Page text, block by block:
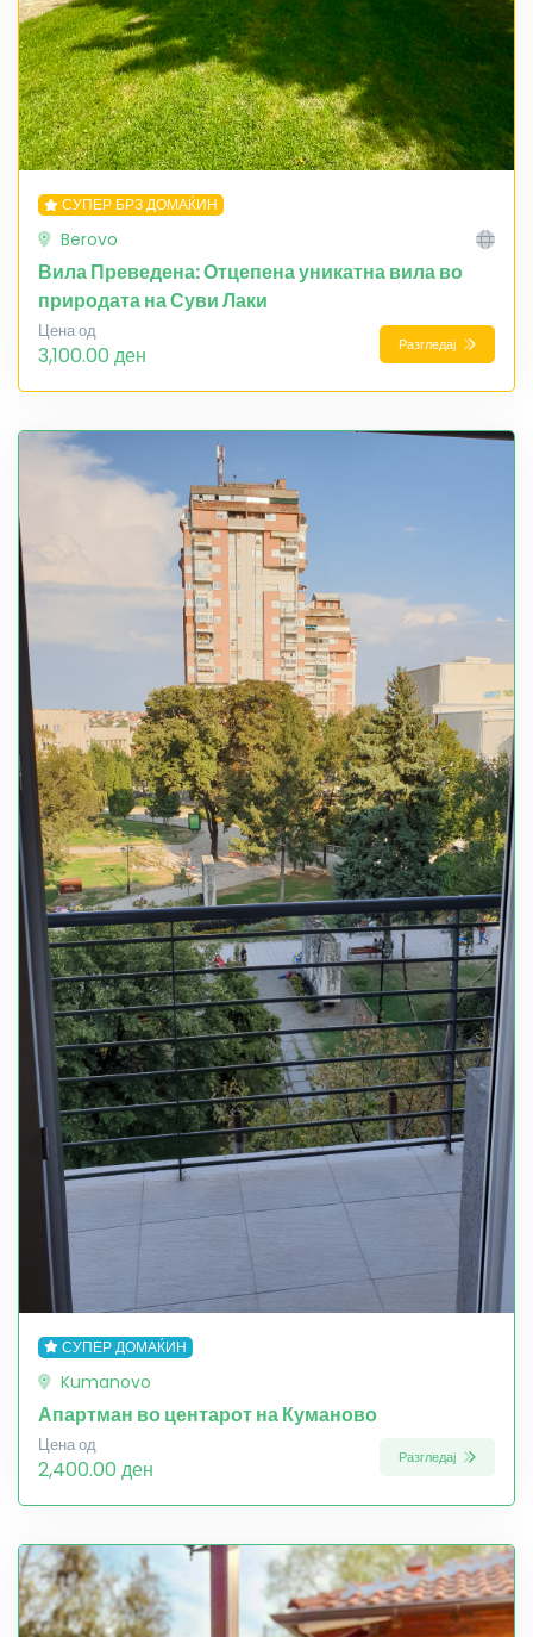
СУПЕР БРЗ ДОМАЌИН
Berovo
Вила Преведена: Отцепена уникатна вила во
природата на Суви Лаки
Цена од
3,100.00 ден Разгледај
СУПЕР ДОМАЌИН
Kumanovo
Апартман во центарот на Куманово
Цена од
2,400.00 ден Разгледај